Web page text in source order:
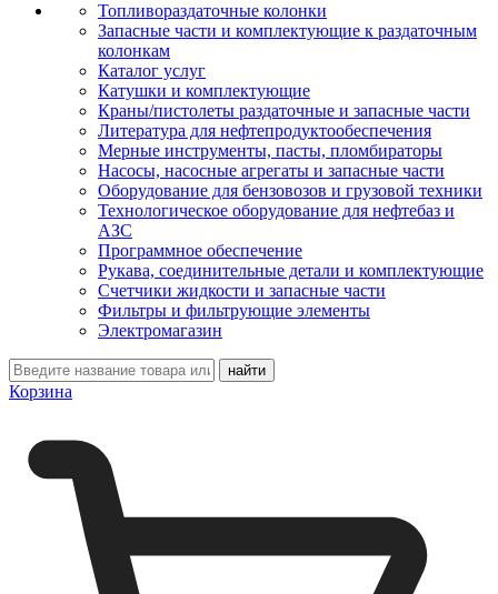
Топливораздаточные колонки
Запасные части и комплектующие к раздаточным
колонкам
Каталог услуг
Катушки и комплектующие
Краны/пистолеты раздаточные и запасные части
Литература для нефтепродуктообеспечения
Мерные инструменты, пасты, пломбираторы
Насосы, насосные агрегаты и запасные части
Оборудование для бензовозов и грузовой техники
Технологическое оборудование для нефтебаз и
АЗС
Программное обеспечение
Рукава, соединительные детали и комплектующие
Счетчики жидкости и запасные части
Фильтры и фильтрующие элементы
Электромагазин
Корзина